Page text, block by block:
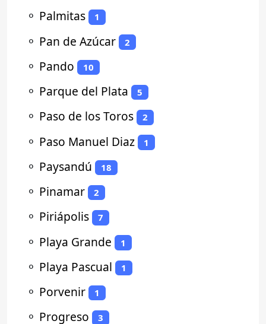
⚬ Palmitas 1
⚬ Pan de Azúcar 2
⚬ Pando 10
⚬ Parque del Plata 5
⚬ Paso de los Toros 2
⚬ Paso Manuel Diaz 1
⚬ Paysandú 18
⚬ Pinamar 2
⚬ Piriápolis 7
⚬ Playa Grande 1
⚬ Playa Pascual 1
⚬ Porvenir 1
⚬ Progreso 3